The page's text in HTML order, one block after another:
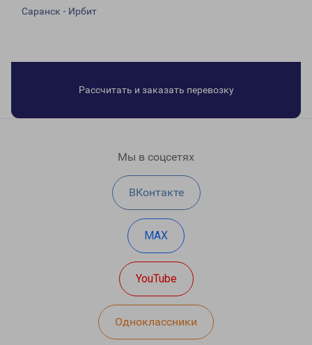
Саранск - Ирбит
Рассчитать и заказать перевозку
Мы в соцсетях
ВКонтакте
MAX
YouTube
Одноклассники